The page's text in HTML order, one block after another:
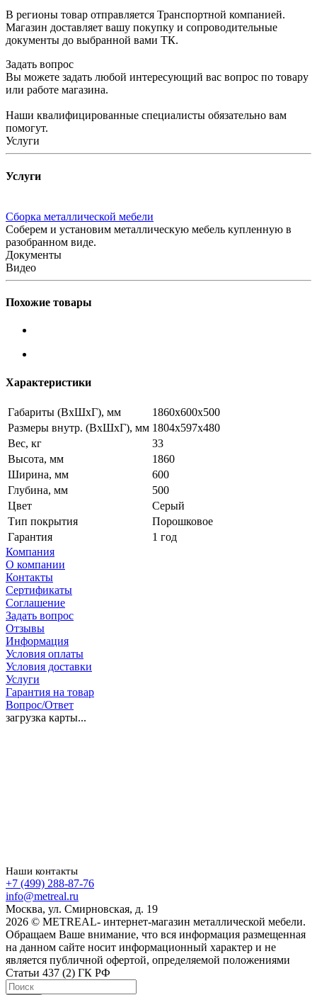
В регионы товар отправляется Транспортной компанией.
Магазин доставляет вашу покупку и сопроводительные
документы до выбранной вами ТК.
Задать вопрос
Вы можете задать любой интересующий вас вопрос по товару
или работе магазина.
Наши квалифицированные специалисты обязательно вам
помогут.
Услуги
Услуги
Сборка металлической мебели
Соберем и установим металлическую мебель купленную в
разобранном виде.
Документы
Видео
Похожие товары
Характеристики
Габариты (ВxШxГ), мм
1860x600x500
Размеры внутр. (ВxШxГ), мм 1804x597x480
Вес, кг
33
Высота, мм
1860
Ширина, мм
600
Глубина, мм
500
Цвет
Серый
Тип покрытия
Порошковое
Гарантия
1 год
Компания
О компании
Контакты
Сертификаты
Соглашение
Задать вопрос
Отзывы
Информация
Условия оплаты
Условия доставки
Услуги
Гарантия на товар
Вопрос/Ответ
загрузка карты...
Наши контакты
+7 (499) 288-87-76
info@metreal.ru
Москва, ул. Смирновская, д. 19
2026 © METREAL- интернет-магазин металлической мебели.
Обращаем Ваше внимание, что вся информация размещенная
на данном сайте носит информационный характер и не
является публичной офертой, определяемой положениями
Статьи 437 (2) ГК РФ